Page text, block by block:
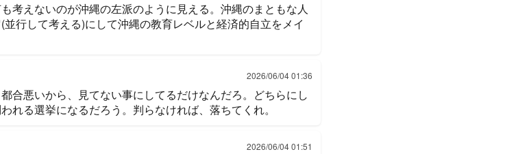
考えないのが沖縄の左派のように見える。沖縄のまともな人
行して考える)にして沖縄の教育レベルと経済的自立をメイ
2026/06/04 01:36
合悪いから、見てない事にしてるだけなんだろ。どちらにし
れる選挙になるだろう。判らなければ、落ちてくれ。
2026/06/04 01:51